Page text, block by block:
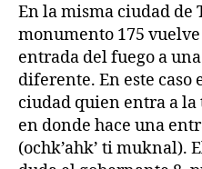
En la misma ciudad de
monumento 175
entrada del fuego a
diferente. En este caso
ciudad quien entra a
en donde hace una
(ochk’ahk’ ti muknal).